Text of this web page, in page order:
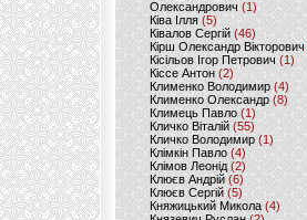
Олександрович (1)
Ківа Ілля (5)
Ківалов Сергій(46)
Кірш Олександр Вікторович
Кісільов Ігор Петрович (1)
Кіссе Антон (2)
Клименко Володимир(4)
Клименко Олександр (8)
Климець Павло (1)
Кличко Віталій(55)
Кличко Володимир (1)
Клімкін Павло (4)
Клімов Леонід(2)
Клюєв Андрій(6)
Клюєв Сергій (5)
Княжицький Микола(4)